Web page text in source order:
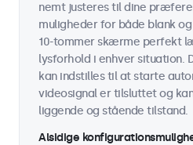
nemt justeres til dine
muligheder for både blank
10-tommer skærme perfekt
lysforhold i enhver situation.
kan indstilles til at starte
videosignal er tilsluttet og
liggende og stående tilstand.
Alsidige